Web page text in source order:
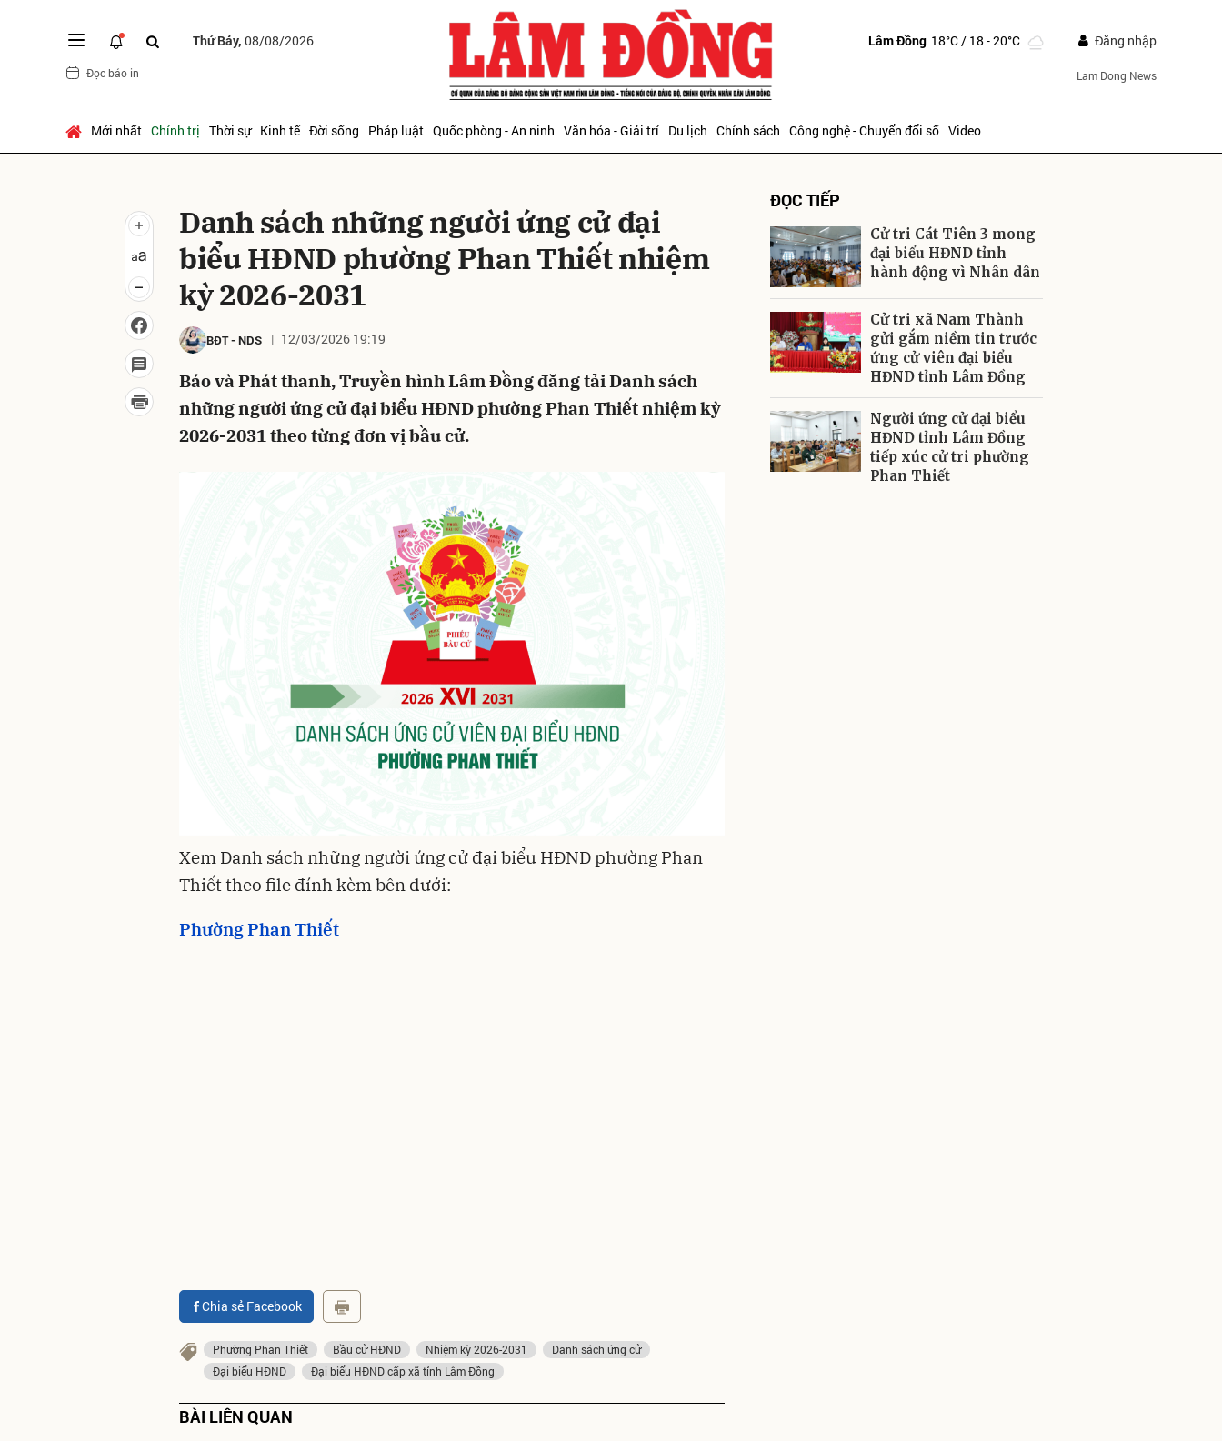
Thứ Bảy, 08/08/2026
Đọc báo in
Lâm Đồng 18°C/ 18 - 20°C Đăng nhập
Lam Dong News
Mới nhất Chính trị Thời sự Kinh tế Đời sống Pháp luật Quốc phòng - An ninh Văn hóa - Giải trí Du lịch Chính sách Công nghệ - Chuyển đổi số Video
Danh sách những người ứng cử đại
biểu HĐND phường Phan Thiết nhiệm
kỳ 2026-2031
BĐT-NDS 12/03/2026 19:19
Báo và Phát thanh, Truyền hình Lâm Đồng đăng tải Danh sách
những người ứng cử đại biểu HĐND phường Phan Thiết nhiệm kỳ
2026-2031 theo từng đơn vị bầu cử.
Xem Danh sách những người ứng cử đại biểu HĐND phường Phan
Thiết theo file đính kèm bên dưới:
Phường Phan Thiết
Chia sẻ Facebook
Phường Phan Thiết Bầu cử HĐND Nhiệm kỳ 2026-2031
Danh sách ứng cử
Đại biểu HĐND
Đại biểu HĐND cấp xã tỉnh Lâm Đồng
BÀI LIÊN QUAN
ĐỌC TIẾP
Cử tri Cát Tiên 3 mong
đại biểu HĐND tỉnh
hành động vì Nhân dân
Cử tri xã Nam Thành
gửi gắm niềm tin trước
ứng cử viên đại biểu
HĐND tỉnh Lâm Đồng
Người ứng cử đại biểu
HĐND tỉnh Lâm Đồng
tiếp xúc cử tri phường
Phan Thiết
Gửi bình luận
Gửi